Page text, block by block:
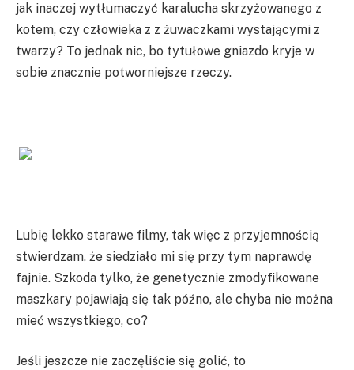
jak inaczej wytłumaczyć karalucha skrzyżowanego z
kotem, czy człowieka z z żuwaczkami wystającymi z
twarzy? To jednak nic, bo tytułowe gniazdo kryje w
sobie znacznie potworniejsze rzeczy.
Lubię lekko starawe filmy, tak więc z przyjemnością
stwierdzam, że siedziało mi się przy tym naprawdę
fajnie. Szkoda tylko, że genetycznie zmodyfikowane
maszkary pojawiają się tak późno, ale chyba nie można
mieć wszystkiego, co?
Jeśli jeszcze nie zaczęliście się golić, to